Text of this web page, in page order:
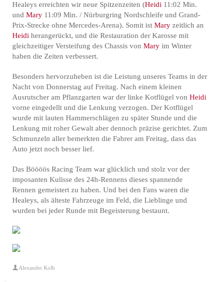
Healeys erreichten wir neue Spitzenzeiten (Heidi 11:02 Min.
und Mary 11:09 Min. / Nürburgring Nordschleife und Grand-
Prix-Strecke ohne Mercedes-Arena). Somit ist Mary zeitlich an
Heidi herangerückt, und die Restauration der Karosse mit
gleichzeitiger Versteifung des Chassis von Mary im Winter
haben die Zeiten verbessert.
Besonders hervorzuheben ist die Leistung unseres Teams in der
Nacht von Donnerstag auf Freitag. Nach einem kleinen
Ausrutscher am Pflanzgarten war der linke Kotflügel von Heidi
vorne eingedellt und die Lenkung verzogen. Der Kotflügel
wurde mit lauten Hammerschlägen zu später Stunde und die
Lenkung mit roher Gewalt aber dennoch präzise gerichtet. Zum
Schmunzeln aller bemerkten die Fahrer am Freitag, dass das
Auto jetzt noch besser lief.
Das Böööös Racing Team war glücklich und stolz vor der
imposanten Kulisse des 24h-Rennens dieses spannende
Rennen gemeistert zu haben. Und bei den Fans waren die
Healeys, als älteste Fahrzeuge im Feld, die Lieblinge und
wurden bei jeder Runde mit Begeisterung bestaunt.
Alexander Kolb